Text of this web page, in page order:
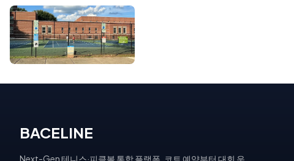
BACELINE
Next-Gen 테니스·피클볼 통합 플랫폼. 코트 예약부터 대회 운